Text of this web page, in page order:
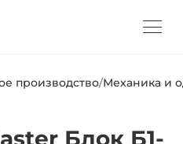
производство/Механика и
Блок Б1-